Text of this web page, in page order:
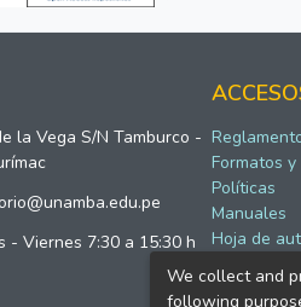
la Vega S/N Tamburco -
- Viernes 7:30 a 15:30 h
Formatos
Políticas
Manuales
Hoja de
We collect and
following